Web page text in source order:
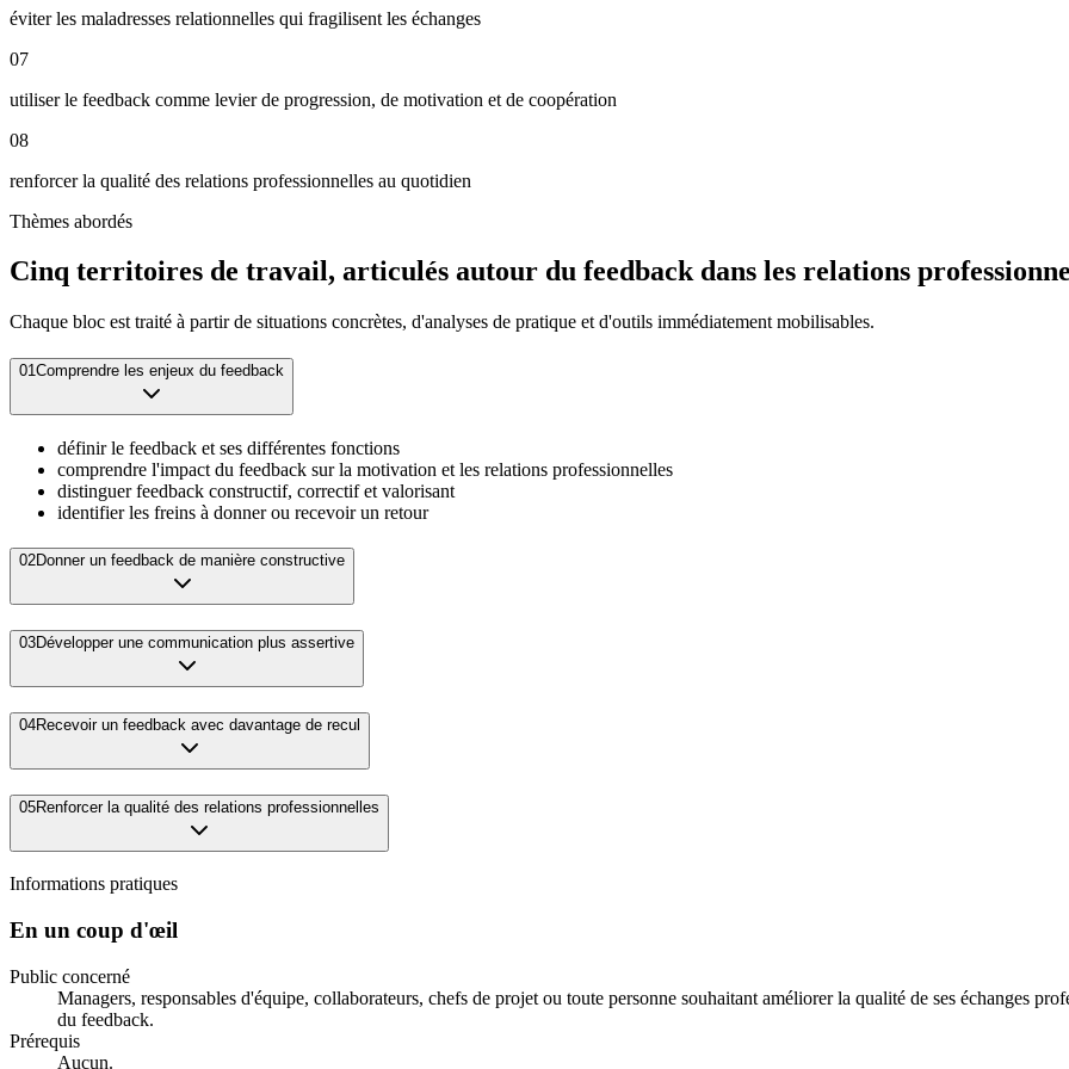
éviter les maladresses relationnelles qui fragilisent les échanges
07
utiliser le feedback comme levier de progression, de motivation et de coopération
08
renforcer la qualité des relations professionnelles au quotidien
Thèmes abordés
Cinq territoires de travail, articulés autour du feedback dans les relations
Chaque bloc est traité à partir de situations concrètes, d'analyses de pratique et d'outils immédiatement mobilisables.
01Comprendre les enjeux du feedback
définir le feedback et ses différentes fonctions
comprendre l'impact du feedback sur la motivation et les relations professionnelles
distinguer feedback constructif, correctif et valorisant
identifier les freins à donner ou recevoir un retour
02Donner un feedback de manière constructive
03Développer une communication plus assertive
04Recevoir un feedback avec davantage de recul
05Renforcer la qualité des relations professionnelles
Informations pratiques
En un coup d'œil
Public concerné
Managers, responsables d'équipe, collaborateurs, chefs de projet ou toute personne souhaitant améliorer la qualité de ses échanges
du feedback.
Prérequis
Aucun.